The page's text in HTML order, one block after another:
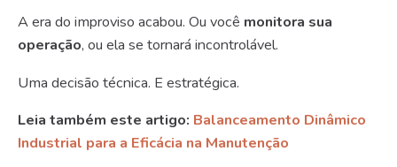
A era do improviso acabou. Ou você monitora sua
operação, ou ela se tornará incontrolável.
Uma decisão técnica. E estratégica.
Leia também este artigo: Balanceamento Dinâmico
Industrial para a Eficácia na Manutenção